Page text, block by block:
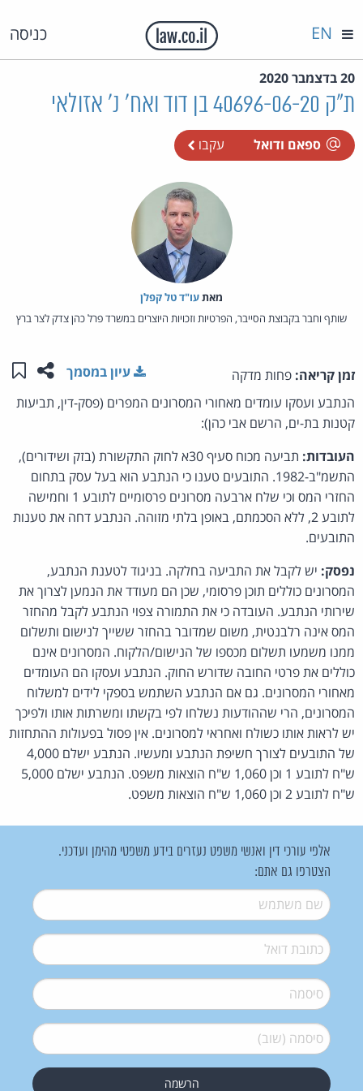
כניסה EN
20 בדצמבר 2020
ת"ק 40696-06-20 בן דוד ואח' נ' אזולאי
ספאם ודואל עקבו
מאת‏עו"ד טל קפלן
שותף וחבר בקבוצת הסייבר, הפרטיות וזכויות היוצרים במשרד פרל כהן צדק לצר ברץ
זמן קריאה: פחות מדקה שתפו
עיון במסמך
הנתבע ועסקו עומדים מאחורי המסרונים המפרים (פסק-דין, תביעות
קטנות בת-ים, הרשם אבי כהן):
העובדות:
תביעה מכוח סעיף 30א לחוק התקשורת (בזק ושידורים),
התשמ"ב-1982. התובעים טענו כי הנתבע הוא בעל עסק בתחום
החזרי המס וכי שלח ארבעה מסרונים פרסומיים לתובע 1 וחמישה
לתובע 2, ללא הסכמתם, באופן בלתי מזוהה. הנתבע דחה את טענות
התובעים.
נפסק: יש לקבל את התביעה בחלקה. בניגוד לטענת הנתבע,
המסרונים כוללים תוכן פרסומי, שכן הם מעודד את הנמען לצרוך את
שירותי הנתבע. העובדה כי את התמורה צפוי הנתבע לקבל מהחזר
המס אינה רלבנטית, משום שמדובר בהחזר ששייך לנישום ותשלום
ממנו משמעו תשלום מכספו של הנישום/הלקוח. המסרונים אינם
כוללים את פרטי החובה שדורש החוק. הנתבע ועסקו הם העומדים
מאחורי המסרונים. גם אם הנתבע השתמש בספקי לידים למשלוח
המסרונים, הרי שההודעות נשלחו לפי בקשתו ומשרתות אותו ולפיכך
יש לראות אותו כשולח ואחראי למסרונים. אין פסול בפעולות ההתחזות
של התובעים לצורך חשיפת הנתבע ומעשיו. הנתבע ישלם 4,000
ש"ח לתובע 1 וכן 1,060 ש"ח הוצאות משפט. הנתבע ישלם 5,000
ש"ח לתובע 2 וכן 1,060 ש"ח הוצאות משפט.
אלפי עורכי דין ואנשי משפט נעזרים בידע משפטי מהימן ועדכני.
הצטרפו גם אתם:
שם משתמש*
דואל*
סיסמה*
סיסמה (שוב)*